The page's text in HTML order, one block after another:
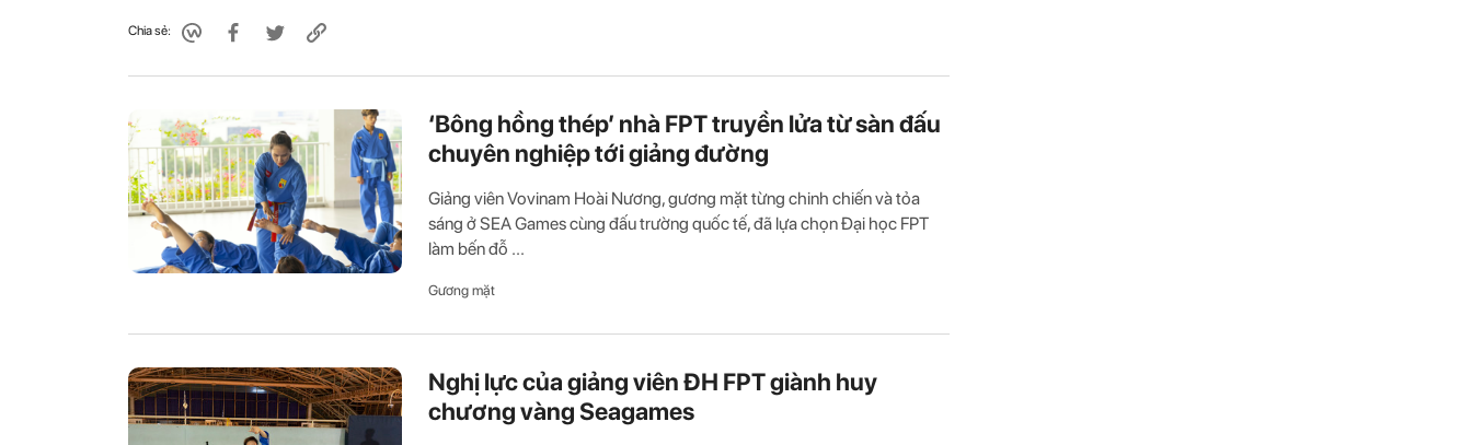
Chia sẻ:
‘Bông hồng thép’ nhà FPT truyền lửa từ sàn đấu
chuyên nghiệp tới giảng đường
Giảng viên Vovinam Hoài Nương, gương mặt từng chinh chiến và tỏa
sáng ở SEA Games cùng đấu trường quốc tế, đã lựa chọn Đại học FPT
làm bến đỗ ...
Gương mặt
Nghị lực của giảng viên ĐH FPT giành huy
chương vàng Seagames